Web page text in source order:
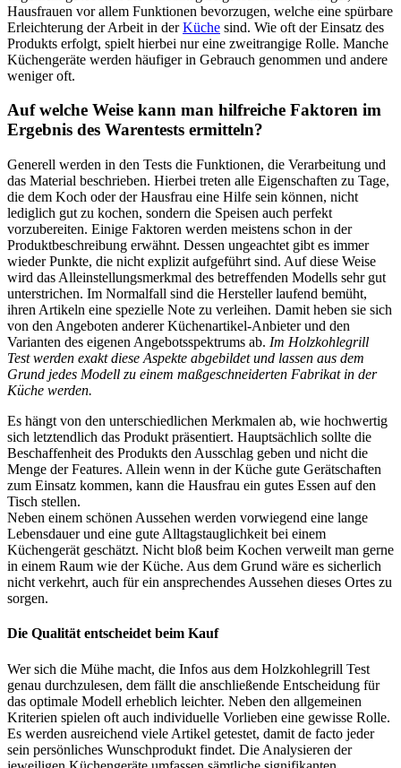
Hausfrauen vor allem Funktionen bevorzugen, welche eine spürbare
Erleichterung der Arbeit in derKüche sind. Wie oft der Einsatz des
Produkts erfolgt, spielt hierbei nur eine zweitrangige Rolle. Manche
Küchengeräte werden häufiger in Gebrauch genommen und andere
weniger oft.
Auf welche Weise kann man hilfreiche Faktoren im
Ergebnis des Warentests ermitteln?
Generell werden in den Tests die Funktionen, die Verarbeitung und
das Material beschrieben. Hierbei treten alle Eigenschaften zu Tage,
die dem Koch oder der Hausfrau eine Hilfe sein können, nicht
lediglich gut zu kochen, sondern die Speisen auch perfekt
vorzubereiten. Einige Faktoren werden meistens schon in der
Produktbeschreibung erwähnt. Dessen ungeachtet gibt es immer
wieder Punkte, die nicht explizit aufgeführt sind. Auf diese Weise
wird das Alleinstellungsmerkmal des betreffenden Modells sehr gut
unterstrichen. Im Normalfall sind die Hersteller laufend bemüht,
ihren Artikeln eine spezielle Note zu verleihen. Damit heben sie sich
von den Angeboten anderer Küchenartikel-Anbieter und den
Varianten des eigenen Angebotsspektrums ab. Im Holzkohlegrill
Test werden exakt diese Aspekte abgebildet und lassen aus dem
Grund jedes Modell zu einem maßgeschneiderten Fabrikat in der
Küche werden.
Es hängt von den unterschiedlichen Merkmalen ab, wie hochwertig
sich letztendlich das Produkt präsentiert. Hauptsächlich sollte die
Beschaffenheit des Produkts den Ausschlag geben und nicht die
Menge der Features. Allein wenn in der Küche gute Gerätschaften
zum Einsatz kommen, kann die Hausfrau ein gutes Essen auf den
Tisch stellen.
Neben einem schönen Aussehen werden vorwiegend eine lange
Lebensdauer und eine gute Alltagstauglichkeit bei einem
Küchengerät geschätzt. Nicht bloß beim Kochen verweilt man gerne
in einem Raum wie der Küche. Aus dem Grund wäre es sicherlich
nicht verkehrt, auch für ein ansprechendes Aussehen dieses Ortes zu
sorgen.
Die Qualität entscheidet beim Kauf
Wer sich die Mühe macht, die Infos aus dem Holzkohlegrill Test
genau durchzulesen, dem fällt die anschließende Entscheidung für
das optimale Modell erheblich leichter. Neben den allgemeinen
Kriterien spielen oft auch individuelle Vorlieben eine gewisse Rolle.
Es werden ausreichend viele Artikel getestet, damit de facto jeder
sein persönliches Wunschprodukt findet. Die Analysieren der